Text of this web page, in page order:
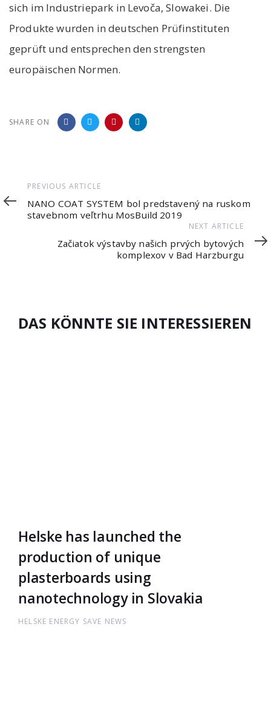
sich im Industriepark in Levoča, Slowakei. Die
Produkte wurden in deutschen Prüfinstituten
geprüft und entsprechen den strengsten
europäischen Normen.
SHARE ON
Previous
PREVIOUS ARTICLE
NANO COAT SYSTEM bol predstavený na ruskom
stavebnom veľtrhu MosBuild 2019
NEXT ARTICLE
Začiatok výstavby našich prvých bytových
komplexov v Bad Harzburgu
DAS KÖNNTE SIE INTERESSIEREN
Helske has launched the
production of unique
plasterboards using
nanotechnology in Slovakia
HELSKE ENERGY SAVE NEWS